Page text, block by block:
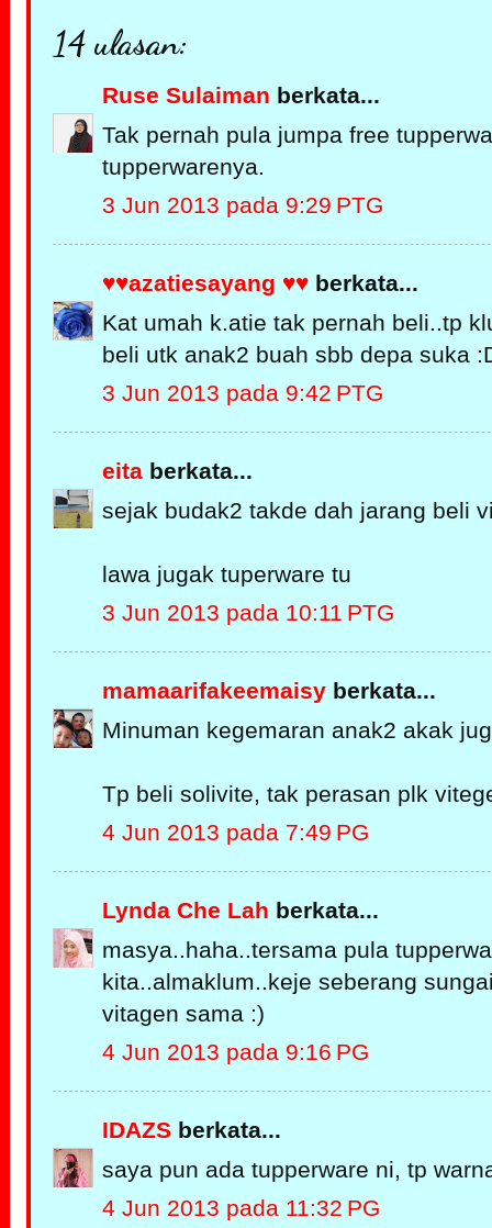
14 ulasan:
Ruse Sulaiman berkata...
Tak pernah pula jumpa free
tupperwarenya.
3 Jun 2013 pada 9:29 PTG
♥♥azatiesayang ♥♥ berkata...
Kat umah k.atie tak pernah beli..tp
beli utk anak2 buah sbb depa suka
3 Jun 2013 pada 9:42 PTG
eita berkata...
sejak budak2 takde dah jarang beli
lawa jugak tuperware tu
3 Jun 2013 pada 10:11 PTG
mamaarifakeemaisy berkata...
Minuman kegemaran anak2 akak
Tp beli solivite, tak perasan plk
4 Jun 2013 pada 7:49 PG
Lynda Che Lah berkata...
masya..haha..tersama pula
kita..almaklum..keje seberang
vitagen sama :)
4 Jun 2013 pada 9:16 PG
IDAZS berkata...
saya pun ada tupperware ni, tp
4 Jun 2013 pada 11:32 PG